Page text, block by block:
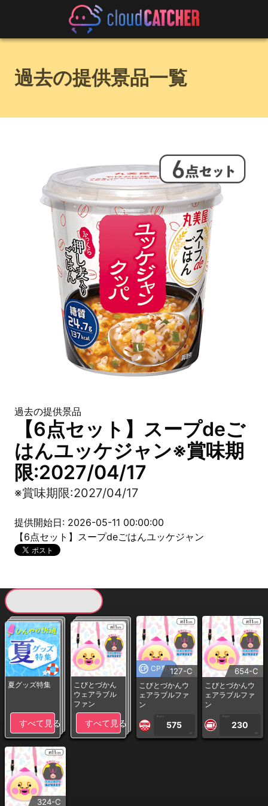
過去の提供景品一覧
過去の提供景品
【6点セット】スープdeご
はんユッケジャン※賞味期
限:2027/04/17
※賞味期限:2027/04/17
提供開始日: 2026-05-11 00:00:00
【6点セット】スープdeごはんユッケジャン
夏グッズ特集
すべて見る
こびとづかん
ウェアラブル
ファン
すべて見る
CP専用127-C
こびとづかんウ
ェアラブルファ
ン
1PLAY
575
CP
654-C
こびとづかんウ
ェアラブルファ
ン
1PLAY
230
CP
324-C